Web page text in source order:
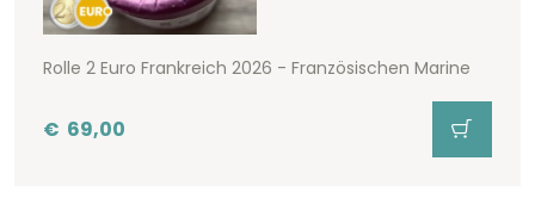
Rolle 2 Euro Frankreich 2026 - Französischen Marine
€ 69,00